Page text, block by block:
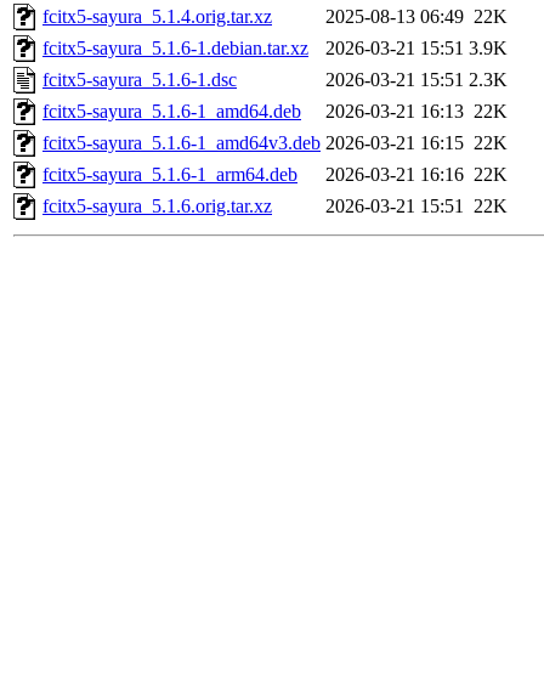
fcitx5-sayura_5.1.4.orig.tar.xz
2025-08-13 06:49 22K
fcitx5-sayura_5.1.6-1.debian.tar.xz
2026-03-21 15:51 3.9K
fcitx5-sayura_5.1.6-1.dsc
2026-03-21 15:51 2.3K
fcitx5-sayura_5.1.6-1_amd64.deb
2026-03-21 16:13 22K
fcitx5-sayura_5.1.6-1_amd64v3.deb 2026-03-21 16:15 22K
fcitx5-sayura_5.1.6-1_arm64.deb
2026-03-21 16:16 22K
fcitx5-sayura_5.1.6.orig.tar.xz
2026-03-21 15:51 22K